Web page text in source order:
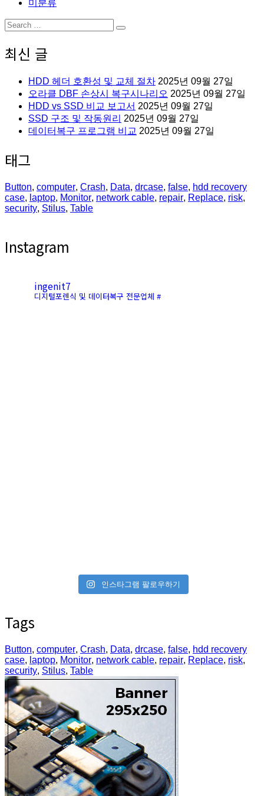
미분류
Search
for:
Search
최신 글
HDD 헤더 호환성 및 교체 절차 2025년 09월 27일
오라클 DBF 손상시 복구시나리오 2025년 09월 27일
HDD vs SSD 비교 보고서 2025년 09월 27일
SSD 구조 및 작동원리 2025년 09월 27일
데이터복구 프로그램 비교 2025년 09월 27일
태그
Button, computer, Crash, Data, drcase, false, hdd recovery
case, laptop, Monitor, network cable, repair, Replace, risk,
security, Stilus, Table
Instagram
ingenit7
디지털포렌식 및 데이터복구 전문업체 #
인스타그램 팔로우하기
Tags
Button, computer, Crash, Data, drcase, false, hdd recovery
case, laptop, Monitor, network cable, repair, Replace, risk,
security, Stilus, Table